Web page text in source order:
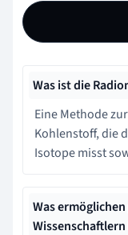
Was ist die
Eine Methode
Kohlenstoff, die
Isotope misst
Was